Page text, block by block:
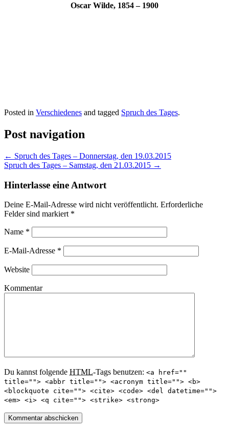
Oscar Wilde, 1854 – 1900
Posted in Verschiedenes and tagged Spruch des Tages.
Post navigation
← Spruch des Tages – Donnerstag, den 19.03.2015
Spruch des Tages – Samstag, den 21.03.2015 →
Hinterlasse eine Antwort
Deine E-Mail-Adresse wird nicht veröffentlicht. Erforderliche
Felder sind markiert *
Name *
E-Mail-Adresse *
Website
Kommentar
Du kannst folgende HTML-Tags benutzen: <a href=""
title=""> <abbr title=""> <acronym title=""> <b>
<blockquote cite=""> <cite> <code> <del datetime="">
<em> <i> <q cite=""> <strike> <strong>